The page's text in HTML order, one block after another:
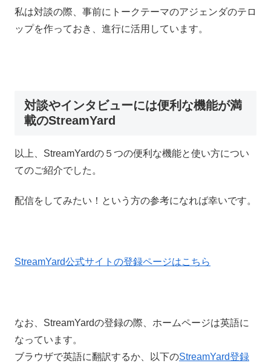
私は対談の際、事前にトークテーマのアジェンダのテロ
ップを作っておき、進行に活用しています。
対談やインタビューには便利な機能が満
載のStreamYard
以上、StreamYardの５つの便利な機能と使い方につい
てのご紹介でした。
配信をしてみたい！という方の参考になれば幸いです。
StreamYard公式サイトの登録ページはこちら
なお、StreamYardの登録の際、ホームページは英語に
なっています。
ブラウザで英語に翻訳するか、以下のStreamYard登録